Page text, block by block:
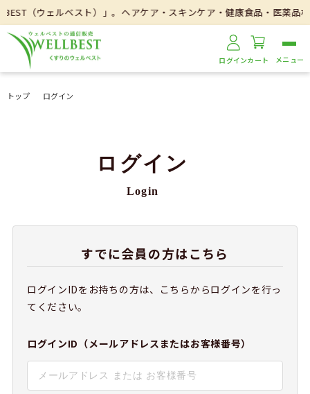
（ウェルベスト）」。ヘアケア・スキンケア・健康食品・医薬品な
ログインカート
トップ ログイン
ログイン
Login
すでに会員の方はこちら
ログインIDをお持ちの方は、こちらからログインを行っ
てください。
ログインID（メールアドレスまたはお客様番号）